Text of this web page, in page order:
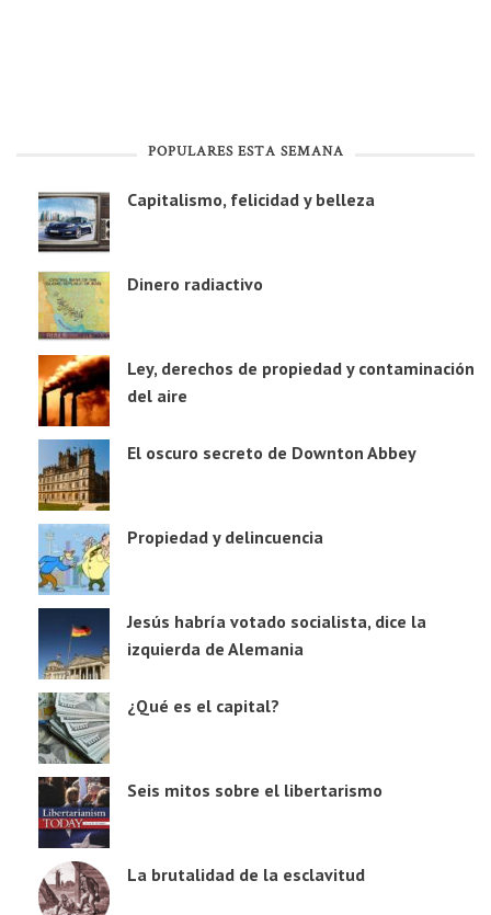
POPULARES ESTA SEMANA
Capitalismo, felicidad y belleza
Dinero radiactivo
Ley, derechos de propiedad y contaminación
del aire
El oscuro secreto de Downton Abbey
Propiedad y delincuencia
Jesús habría votado socialista, dice la
izquierda de Alemania
¿Qué es el capital?
Seis mitos sobre el libertarismo
La brutalidad de la esclavitud